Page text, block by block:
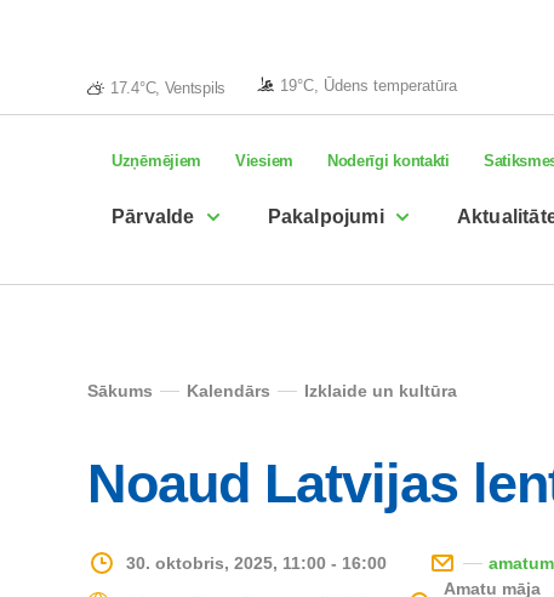
17.4°C, Ventspils 19°C, Ūdens temperatūra
Uzņēmējiem Viesiem Noderīgi kontakti
Pārvalde Pakalpojumi
Sākums Kalendārs Izklaide un kultūra
Noaud Latvijas
30. oktobris, 2025, 11:00 - 16:00
Amatu māja